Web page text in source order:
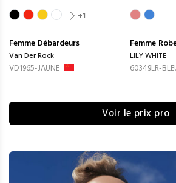
+1
Femme Débardeurs
Van Der Rock
VD1965-JAUNE
Femme
LILY WHITE
60349LR-
Voir le prix pro